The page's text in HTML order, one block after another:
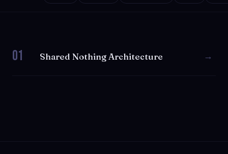
01 Shared Nothing Architecture →